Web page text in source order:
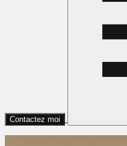
Contactez moi